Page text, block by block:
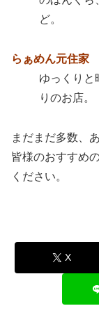
ど。
らぁめん元住家
ゆっくりと
りのお店。
まだまだ多数、
皆様のおすすめ
ください。
X